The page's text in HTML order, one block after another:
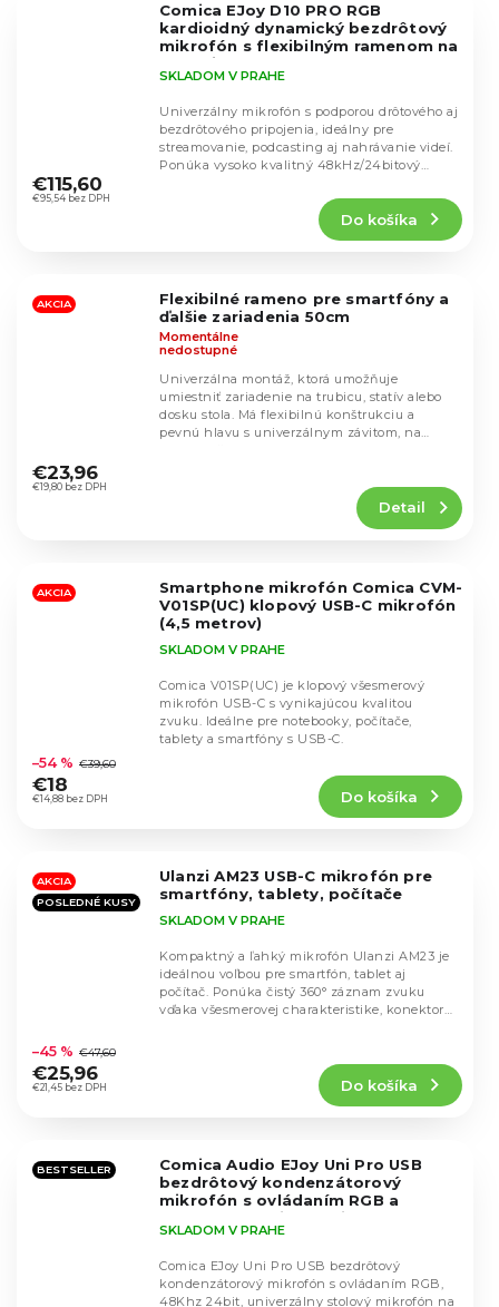
Comica EJoy D10 PRO RGB
kardioidný dynamický bezdrôtový
mikrofón s flexibilným ramenom na
stôl (čierny)
hodnotenie
produktu
hviezdičiek.
SKLADOM V PRAHE
€95,54 bez DPH
€115,60
Do košíka
Univerzálny mikrofón s podporou drôtového aj
bezdrôtového pripojenia, ideálny pre
streamovanie, podcasting aj nahrávanie videí.
Ponúka vysoko kvalitný 48kHz/24bitový
AKCIA
Flexibilné rameno pre smartfóny a
ďalšie zariadenia 50cm
hodnotenie
produktu
hviezdičiek.
Momentálne
nedostupné
€19,80 bez DPH
€23,96
Detail
Univerzálna montáž, ktorá umožňuje
umiestniť zariadenie na trubicu, statív alebo
dosku stola. Má flexibilnú konštrukciu a
pevnú hlavu s univerzálnym závitom, na
AKCIA
Smartphone mikrofón Comica CVM-
V01SP(UC) klopový USB-C mikrofón
(4,5 metrov)
hodnotenie
produktu
je
hviezdičiek.
SKLADOM V PRAHE
€14,88 bez DPH
–54 % €39,60
€18
Do košíka
Comica V01SP(UC) je klopový všesmerový
mikrofón USB-C s vynikajúcou kvalitou
zvuku. Ideálne pre notebooky, počítače,
tablety a smartfóny s USB-C.
AKCIA
POSLEDNÉ KUSY
Ulanzi AM23 USB-C mikrofón pre
smartfóny, tablety, počítače
hodnotenie
produktu
je
hviezdičiek.
SKLADOM V PRAHE
€21,45 bez DPH
–45 % €47,60
€25,96
Do košíka
Kompaktný a ľahký mikrofón Ulanzi AM23 je
ideálnou voľbou pre smartfón, tablet aj
počítač. Ponúka čistý 360° záznam zvuku
vďaka všesmerovej charakteristike, konektor
BESTSELLER
Comica Audio EJoy Uni Pro USB
bezdrôtový kondenzátorový
mikrofón s ovládaním RGB a
Verzia PRO je bezdrôtová
SKLADOM V PRAHE
Comica EJoy Uni Pro USB bezdrôtový
kondenzátorový mikrofón s ovládaním RGB,
48Khz 24bit, univerzálny stolový mikrofón na